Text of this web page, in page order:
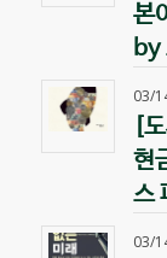
본
by
03/
[
현
스
03/